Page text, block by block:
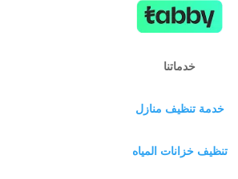
خدماتنا
خدمة تنظيف منازل
تنظيف خزانات المياه